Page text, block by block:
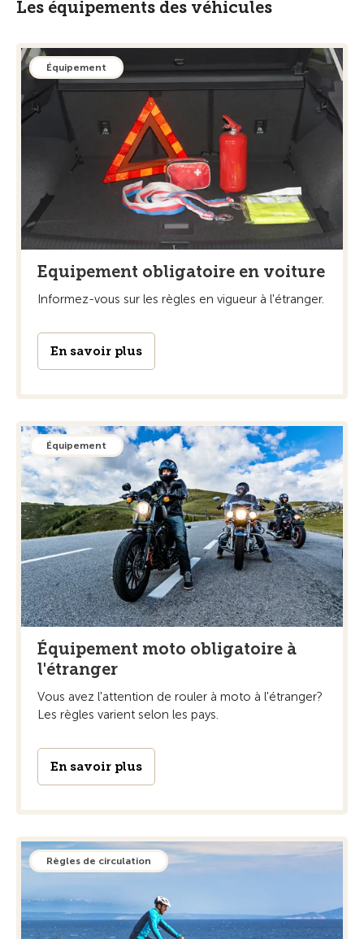
Les équipements des véhicules
Équipement
Equipement obligatoire en voiture
Informez-vous sur les règles en vigueur à l'étranger.
En savoir plus
Équipement
Équipement moto obligatoire à
l'étranger
Vous avez l'attention de rouler à moto à l'étranger?
Les règles varient selon les pays.
En savoir plus
Règles de circulation